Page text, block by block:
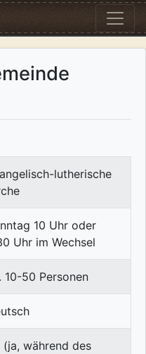
lutherische
10 Uhr oder
Uhr im Wechsel
10-50 Personen
(ja, während des